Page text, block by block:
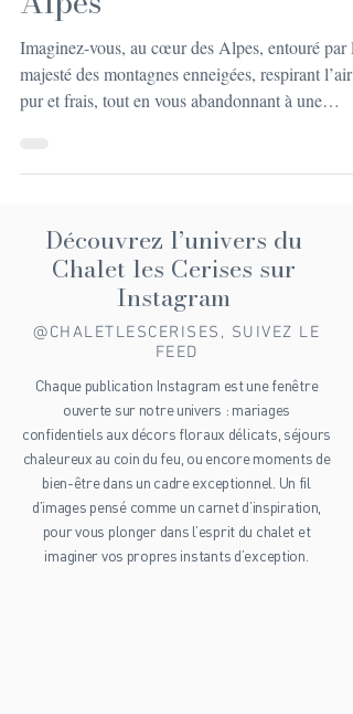
Alpes
Imaginez-vous, au cœur des Alpes, entouré par la
majesté des montagnes enneigées, respirant l’air
expérience de yoga qui allie luxe, confort et bien-
séjour : c’est une invitation à la détente profonde,
la reconnexion avec soi-même, dans un cadre
somptueux. Alors, prêt à embarquer pour ce
voyage unique ? Laissez-moi vous guider à
Découvrez l’univers du
Chalet les Cerises sur
Instagram
@CHALETLESCERISES, SUIVEZ LE
FEED
Chaque publication Instagram est une fenêtre
ouverte sur notre univers : mariages
confidentiels aux décors floraux délicats, séjours
chaleureux au coin du feu, ou encore moments de
bien-être dans un cadre exceptionnel. Un fil
d’images pensé comme un carnet d’inspiration,